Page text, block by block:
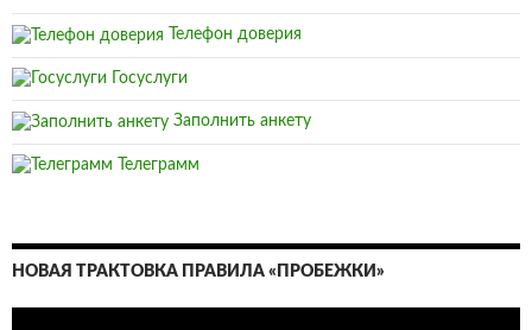
Телефон доверия
Госуслуги
Заполнить анкету
Телеграмм
НОВАЯ ТРАКТОВКА ПРАВИЛА «ПРОБЕЖКИ»